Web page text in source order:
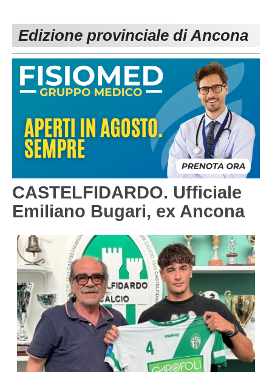
Carica la tua Rosa
1^ CATEGORIA
2^ CATEGORIA
3^ CATEGORIA
Edizione provinciale di Ancona
CASTELFIDARDO. Ufficiale
Emiliano Bugari, ex Ancona